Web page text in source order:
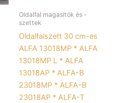
Oldalfal magasítók és -
szettek
Oldalfalszett 30 cm-es
ALFA 13018MP * ALFA
13018MP L * ALFA
13018AP * ALFA-B
23018MP * ALFA-B
23018AP * ALFA-T